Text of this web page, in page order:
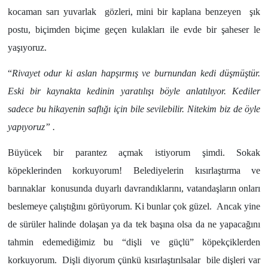
kocaman sarı yuvarlak gözleri, mini bir kaplana benzeyen şık
postu, biçimden biçime geçen kulakları ile evde bir şaheser le
yaşıyoruz.
“Rivayet odur ki aslan hapşırmış ve burnundan kedi düşmüştür.
Eski bir kaynakta kedinin yaratılışı böyle anlatılıyor. Kediler
sadece bu hikayenin saflığı için bile sevilebilir. Nitekim biz de öyle
yapıyoruz” .
Büyücek bir parantez açmak istiyorum şimdi. Sokak
köpeklerinden korkuyorum! Belediyelerin kısırlaştırma ve
barınaklar konusunda duyarlı davrandıklarını, vatandaşların onları
beslemeye çalıştığını görüyorum. Ki bunlar çok güzel. Ancak yine
de sürüler halinde dolaşan ya da tek başına olsa da ne yapacağını
tahmin edemediğimiz bu “dişli ve güçlü” köpekçiklerden
korkuyorum. Dişli diyorum çünkü kısırlaştırılsalar bile dişleri var